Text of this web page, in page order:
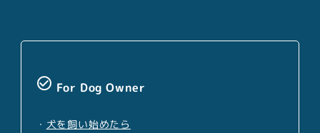
check_circle_outline For Dog Owner
・ 犬を飼い始めたら